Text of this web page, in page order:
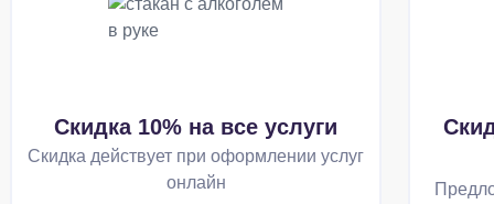
Скидка 10% на все услуги
Скидка действует при оформлении услуг
онлайн